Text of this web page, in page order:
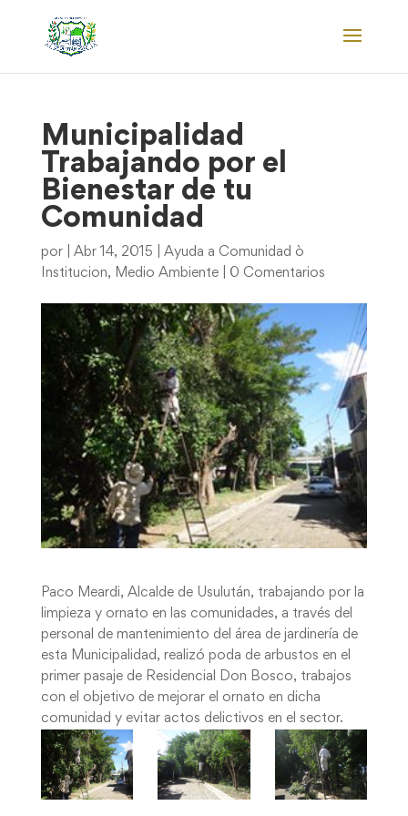
Municipalidad
Trabajando por el
Bienestar de tu
Comunidad
por Abr 14, 2015
Ayuda a Comunidad ò
Institucion, Medio Ambiente| 0 Comentarios
Paco Meardi, Alcalde de Usulután, trabajando por la
limpieza y ornato en las comunidades, a través del
personal de mantenimiento del área de jardinería de
esta Municipalidad, realizó poda de arbustos en el
primer pasaje de Residencial Don Bosco, trabajos
con el objetivo de mejorar el ornato en dicha
comunidad y evitar actos delictivos en el sector.